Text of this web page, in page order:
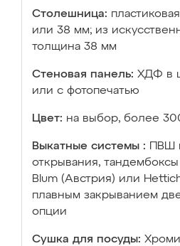
Столешница:
или 38 мм; из
толщина 38 мм
Стеновая панель: ХДФ в
или с фотопечатью
Цвет: на выбор, более
Выкатные системы :
ПВШ
открывания, тандембоксы
Blum (Австрия) или
плавным закрыванием
опции
Сушка для посуды: